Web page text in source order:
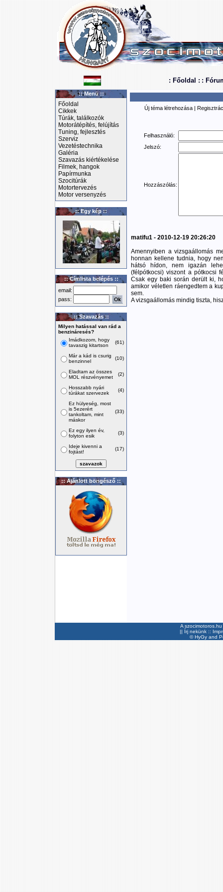
: Főoldal : :
:: Menü ::
Főoldal
Cikkek
Túrák, találkozók
Motorátépítés, felújítás
Tuning, fejlesztés
Szerviz
Vezetéstechnika
Galéria
Szavazás kiértékelése
Filmek, hangok
Papírmunka
Szocitúrák
Motortervezés
Motor versenyzés
:: Egy kép ::
:: Címlista belépés ::
email:
pass:
:: Szavazás ::
Milyen hatással van rád a
benzináresés?
Imádkozom, hogy
tavaszig kitartson
(61)
Már a kád is csurig
benzinnel
(10)
Eladtam az összes
MOL részvényemet
(2)
Hosszabb nyári
túrákat szervezek
(4)
Ez hülyeség, most
is 5ezerért
tankoltam, mint
máskor
(33)
Ez egy ilyen év,
folyton esik
(3)
Ideje kivenni a
fojtást!
(17)
:: Ajánlott böngésző ::
Új téma létrehozása |
Felhasználó:
Jelszó:
Hozzászólás:
matifu1 - 2010-12-19 20:26:20
Amennyiben a vizsgaállomás
honnan kellene tudnia, hogy
hátsó hídon, nem igazán
(félpótkocsi) viszont a pótkocsi
Csak egy baki során derült ki,
amikor véletlen ráengedtem a
sem.
A vizsgaállomás mindig tiszta,
A
|| Írj nekünk ::
©HyGyand